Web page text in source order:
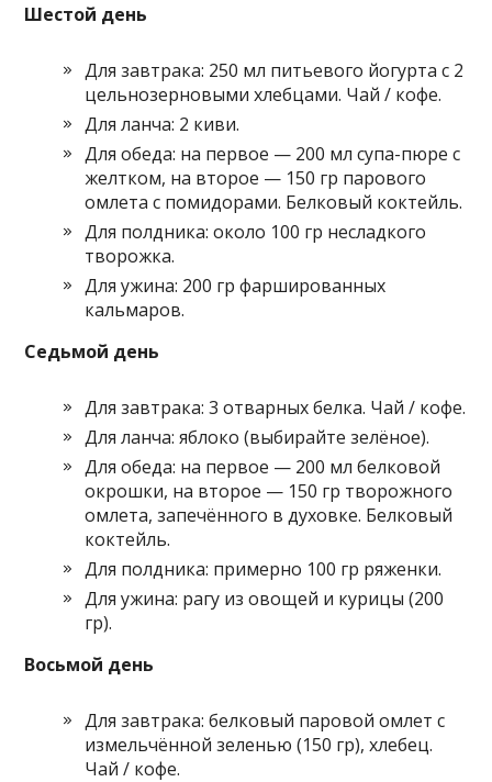
Шестой день
Для завтрака: 250 мл питьевого йогурта с 2
цельнозерновыми хлебцами. Чай / кофе.
Для ланча: 2 киви.
Для обеда: на первое — 200 мл супа-пюре с
желтком, на второе — 150 гр парового
омлета с помидорами. Белковый коктейль.
Для полдника: около 100 гр несладкого
творожка.
Для ужина: 200 гр фаршированных
кальмаров.
Седьмой день
Для завтрака: 3 отварных белка. Чай / кофе.
Для ланча: яблоко (выбирайте зелёное).
Для обеда: на первое — 200 мл белковой
окрошки, на второе — 150 гр творожного
омлета, запечённого в духовке. Белковый
коктейль.
Для полдника: примерно 100 гр ряженки.
Для ужина: рагу из овощей и курицы (200
гр).
Восьмой день
Для завтрака: белковый паровой омлет с
измельчённой зеленью (150 гр), хлебец.
Чай / кофе.